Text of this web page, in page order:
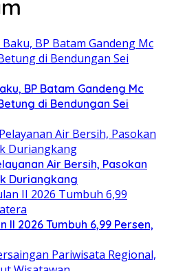
BP Batam Gandeng Mc
di Bendungan Sei
Air Bersih, Pasokan
Duriangkang
II 2026 Tumbuh 6,99 Persen,